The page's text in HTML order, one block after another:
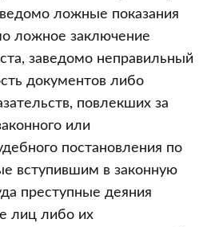
ложные показания
ложное заключение
заведомо неправильный
документов либо
повлекших за
или
постановления по
вступившим в законную
преступные деяния
лиц либо их